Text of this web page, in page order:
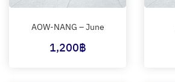
AOW-NANG – June
1,200฿